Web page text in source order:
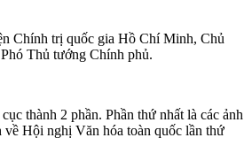
Chính trị quốc gia Hồ Chí Minh, Chủ
Thủ tướng Chính phủ.
thành 2 phần. Phần thứ nhất là các ảnh
Hội nghị Văn hóa toàn quốc lần thứ